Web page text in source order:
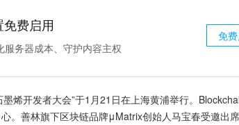
费启用
服务器成本、守护内容主权
免
烯开发者大会”于1月21日在上海黄浦举行。
。善林旗下区块链品牌μMatrix创始人马宝春受邀出